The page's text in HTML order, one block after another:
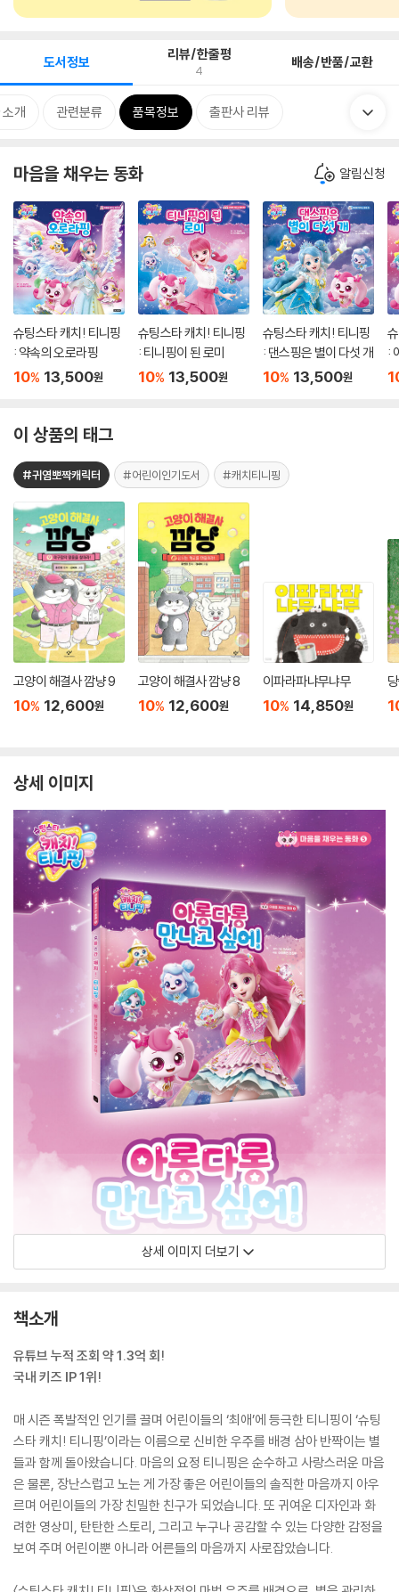
도서정보 리뷰/한줄평
4 배송/반품/교환
개 관련분류 품목정보 출판사 리뷰
마음을 채우는 동화 알림신청
슈팅스타 캐치! 티니핑
: 약속의 오로라핑
10% 13,500원
슈팅스타 캐치! 티니핑
: 티니핑이 된 로미
10% 13,500원
슈팅스타 캐치! 티니핑
: 댄스핑은 별이 다섯 개
10% 13,500원
:
이 상품의 태그
#귀염뽀짝캐릭터 #어린이인기도서 #캐치티니핑
고양이 해결사 깜냥 9
10% 12,600원
고양이 해결사 깜냥 8
10% 12,600원
이파라파냐무냐무
10% 14,850원
상세 이미지
상세 이미지 더보기
책소개
유튜브 누적 조회 약 1.3억 회!
국내 키즈 IP 1위!
매 시즌 폭발적인 인기를 끌며 어린이들의 ‘최애’에 등극한 티니핑이 ‘슈팅
스타 캐치! 티니핑’이라는 이름으로 신비한 우주를 배경 삼아 반짝이는 별
들과 함께 돌아왔습니다. 마음의 요정 티니핑은 순수하고 사랑스러운 마음
은 물론, 장난스럽고 노는 게 가장 좋은 어린이들의 솔직한 마음까지 아우
르며 어린이들의 가장 친밀한 친구가 되었습니다. 또 귀여운 디자인과 화
려한 영상미, 탄탄한 스토리, 그리고 누구나 공감할 수 있는 다양한 감정을
보여 주며 어린이뿐 아니라 어른들의 마음까지 사로잡았습니다.